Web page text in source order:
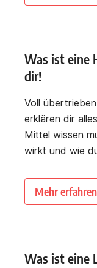
Was ist eine
dir!
Voll
erklären dir
Mittel wissen
wirkt und wie
Mehr erfahren
Was ist eine